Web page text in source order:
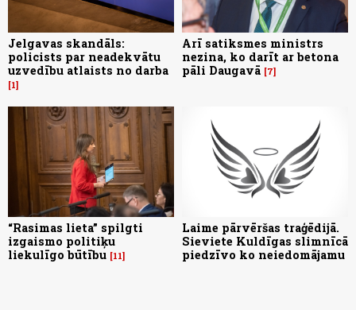
Jelgavas skandāls:
policists par neadekvātu
uzvedību atlaists no darba
1
Arī satiksmes ministrs
nezina, ko darīt ar betona
pāli Daugavā 7
“Rasimas lieta” spilgti
izgaismo politiķu
liekulīgo būtību 11
Laime pārvēršas traģēdijā.
Sieviete Kuldīgas slimnīcā
piedzīvo ko neiedomājamu